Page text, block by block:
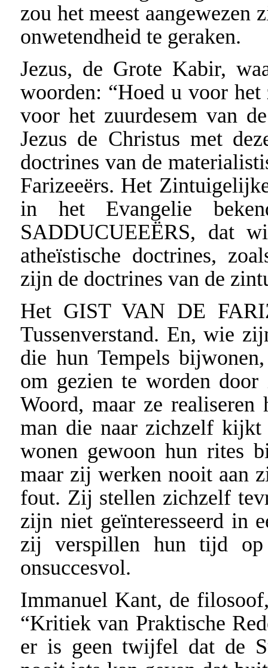
zou het meest
onwetendheid te geraken.
Jezus, de Grote Kabir,
woorden: “Hoed u voor het
voor het zuurdesem van
Jezus de Christus met
doctrines van de
Farizeeërs. Het
in het Evangelie
SADDUCUEEËRS, dat
atheïstische doctrines,
zijn de doctrines van de
Het GIST VAN DE
Tussenverstand. En, wie
die hun Tempels
om gezien te worden door
Woord, maar ze
man die naar zichzelf kijkt
wonen gewoon hun rites
maar zij werken nooit aan
fout. Zij stellen zichzelf
zijn niet geïnteresseerd in
zij verspillen hun tijd op
onsuccesvol.
Immanuel Kant, de
“Kritiek van Praktische
er is geen twijfel dat de